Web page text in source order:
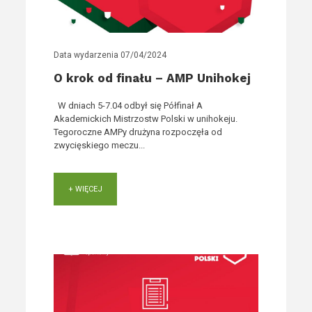
Data wydarzenia 07/04/2024
O krok od finału – AMP Unihokej
W dniach 5-7.04 odbył się Półfinał A
Akademickich Mistrzostw Polski w unihokeju.
Tegoroczne AMPy drużyna rozpoczęła od
zwycięskiego meczu...
+ WIĘCEJ